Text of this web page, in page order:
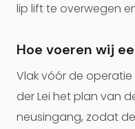
lip lift te overwegen
Hoe voeren wij
Vlak vóór de operatie
der Lei het plan van
neusingang, zodat